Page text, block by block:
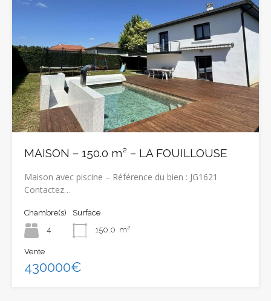
MAISON – 150.0 m² – LA FOUILLOUSE
Maison avec piscine – Référence du bien : JG1621
Contactez…
Chambre(s)
4
Surface
150.0 m²
Vente
430000€